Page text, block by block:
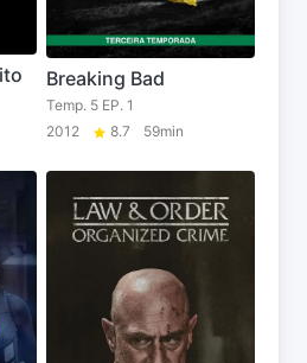
Breaking Bad
Temp. 5 EP. 1
2012
8.7 59min